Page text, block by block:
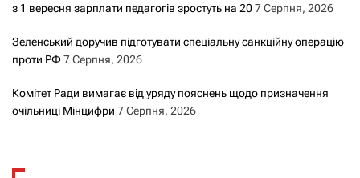
з 1 вересня зарплати педагогів зростуть на 207 Серпня, 2026
Зеленський доручив підготувати спеціальну санкційну операцію
проти РФ7 Серпня, 2026
Комітет Ради вимагає від уряду пояснень щодо призначення
очільниці Мінцифри 7 Серпня, 2026